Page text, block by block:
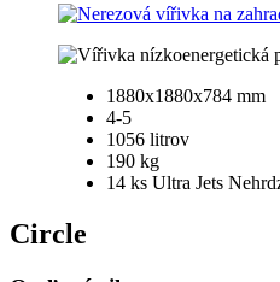
1880x1880x784 mm
4-5
1056 litrov
190 kg
14 ks Ultra Jets
Circle